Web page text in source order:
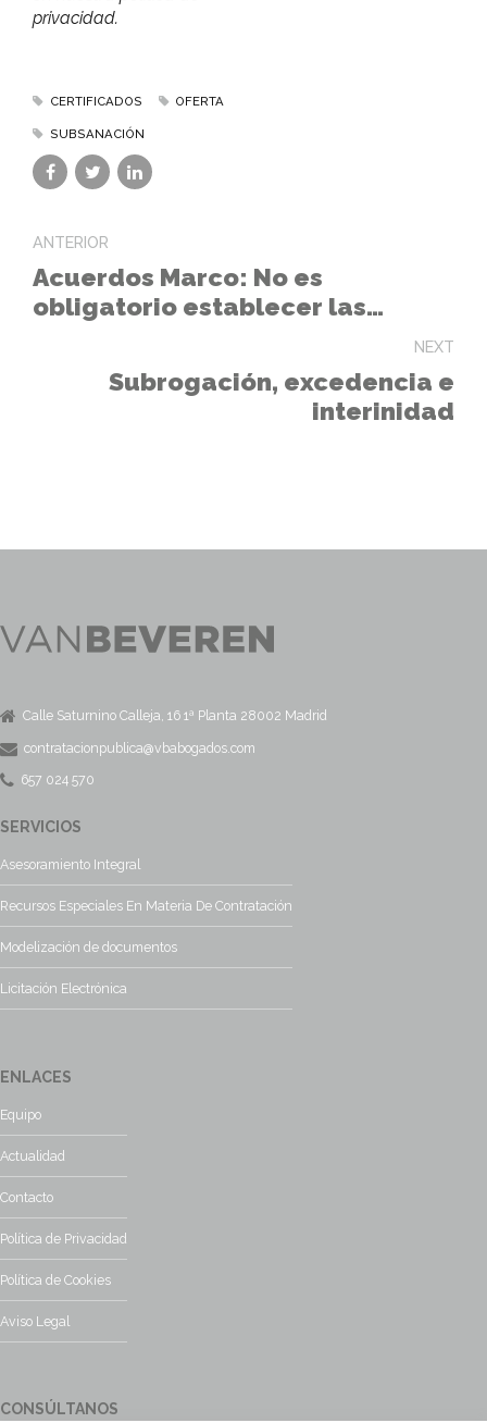
privacidad.
CERTIFICADOS OFERTA
SUBSANACIÓN
ANTERIOR
Acuerdos Marco: No es
obligatorio establecer las
NEXT
Subrogación, excedencia e
interinidad
Calle Saturnino Calleja, 16 1ª Planta 28002 Madrid
contratacionpublica@vbabogados.com
657 024 570
SERVICIOS
Asesoramiento Integral
Recursos Especiales En Materia De Contratación
Modelización de documentos
Licitación Electrónica
ENLACES
Equipo
Actualidad
Contacto
Política de Privacidad
Política de Cookies
Aviso Legal
CONSÚLTANOS